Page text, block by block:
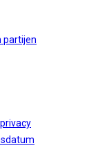
partijen